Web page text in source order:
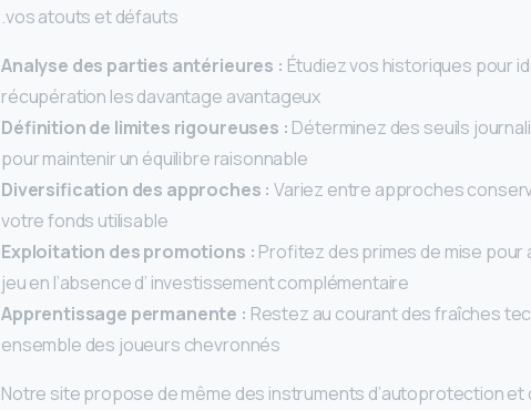
vos atouts et défauts.
Analyse des parties antérieures : Étudiez vos historiques pour
récupération les davantage avantageux
Définition de limites rigoureuses : Déterminez des seuils
pour maintenir un équilibre raisonnable
Diversification des approches : Variez entre approches
votre fonds utilisable
Exploitation des promotions : Profitez des primes de mise
jeu en l’absence d’ investissement complémentaire
Apprentissage permanente : Restez au courant des fraîches
ensemble des joueurs chevronnés
Notre site propose de même des instruments d’autoprotection